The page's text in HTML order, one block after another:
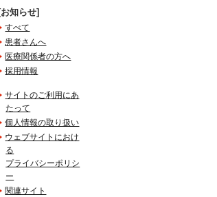
お知らせ
すべて
患者さんへ
医療関係者の方へ
採用情報
サイトのご利用にあ
たって
個人情報の取り扱い
ウェブサイトにおけ
る
プライバシーポリシ
ー
関連サイト